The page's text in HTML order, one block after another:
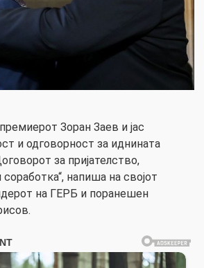
Зоран Заев и јас
и одговорност за иднината
за пријателство,
напиша на својот
на ГЕРБ и поранешен